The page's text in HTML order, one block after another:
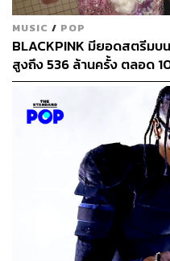
MUSIC / POP
BLACKPINK มียอดสตรีมบ
สูงถึง 536 ล้านครั้ง ตลอด